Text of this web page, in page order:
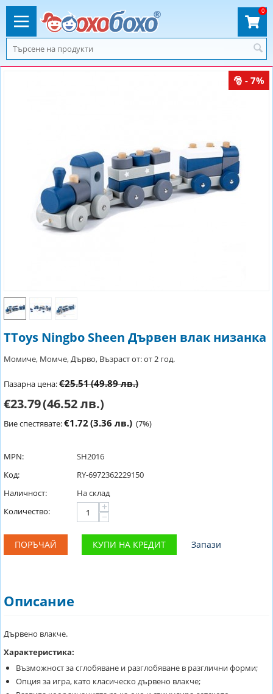
0
- 7%
TToys Ningbo Sheen Дървен влак низанка
Момиче, Момче, Дърво, Възраст от: от 2 год.
Пазарна цена:€25.51(49.89 лв.)
€23.79(46.52 лв.)
Вие спестявате:€1.72 (3.36 лв.) (7%)
MPN:
SH2016
Код:
RY-6972362229150
Наличност:
На склад
Количество:
+
−
ПОРЪЧАЙ КУПИ НА КРЕДИТ Запази
Описание
Дървено влакче.
Характеристика:
Възможност за сглобяване и разглобяване в разглични форми;
Опция за игра, като класическо дървено влакче;